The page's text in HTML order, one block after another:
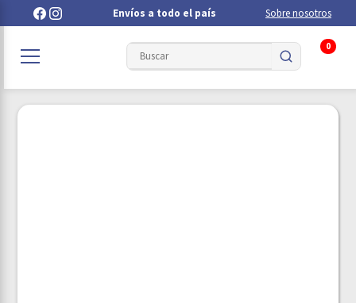
Envíos a todo el país Sobre nosotros
0